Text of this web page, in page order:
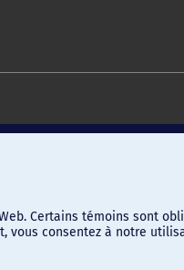
Certains témoins sont
vous consentez à notre